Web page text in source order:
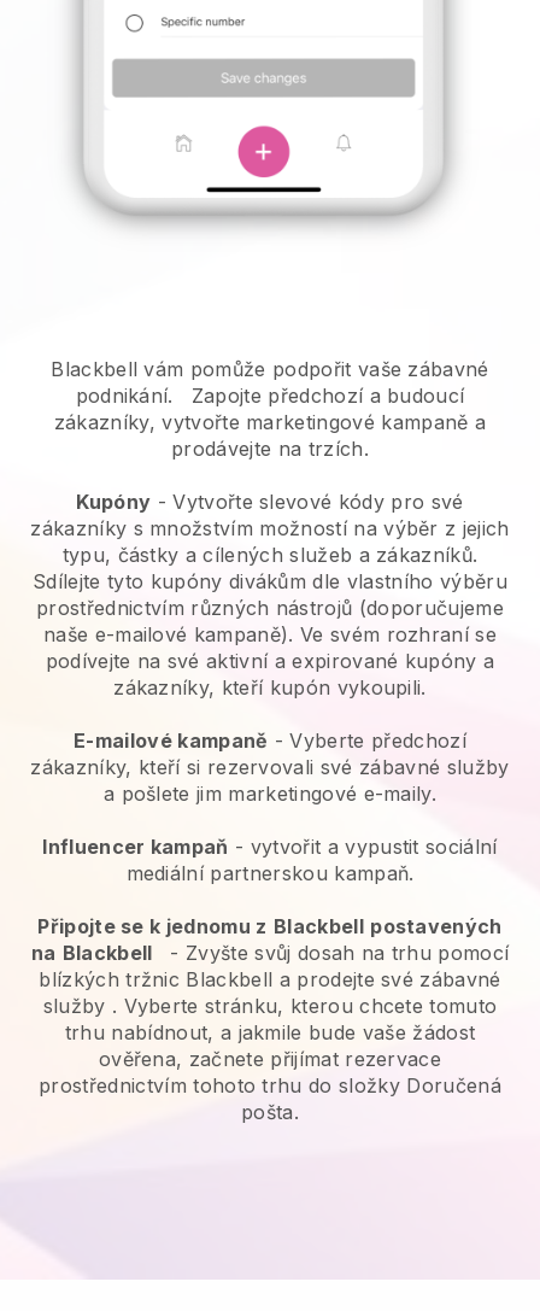
Blackbell vám pomůže podpořit vaše zábavné
podnikání.
Zapojte předchozí a budoucí
zákazníky, vytvořte marketingové kampaně a
prodávejte na trzích.
Kupóny - Vytvořte slevové kódy pro své
zákazníky s množstvím možností na výběr z jejich
typu, částky a cílených služeb a zákazníků.
Sdílejte tyto kupóny divákům dle vlastního výběru
prostřednictvím různých nástrojů (doporučujeme
naše e-mailové kampaně). Ve svém rozhraní se
podívejte na své aktivní a expirované kupóny a
zákazníky, kteří kupón vykoupili.
E-mailové kampaně -Vyberte předchozí
zákazníky, kteří si rezervovali své zábavné služby
a pošlete jim marketingové e-maily.
Influencer kampaň - vytvořit a vypustit sociální
mediální partnerskou kampaň.
Připojte se k jednomu z Blackbell postavených
na Blackbell - Zvyšte svůj dosah na trhu pomocí
blízkých tržnic Blackbell a prodejte své zábavné
služby . Vyberte stránku, kterou chcete tomuto
trhu nabídnout, a jakmile bude vaše žádost
ověřena, začnete přijímat rezervace
prostřednictvím tohoto trhu do složky Doručená
pošta.